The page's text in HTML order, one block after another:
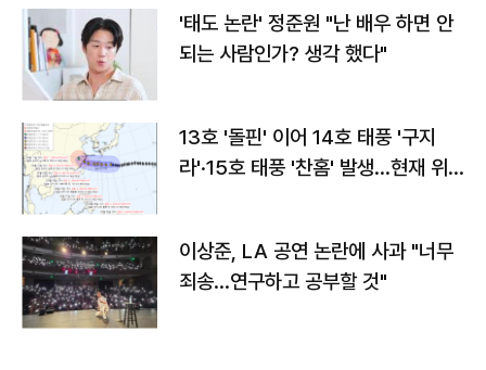
'태도 논란' 정준원 "난 배우 하면 안
되는 사람인가? 생각 했다"
13호 '돌핀' 이어 14호 태풍 '구지
라'·15호 태풍 '찬홈' 발생…현재 위
이상준, LA 공연 논란에 사과 "너무
죄송…연구하고 공부할 것"